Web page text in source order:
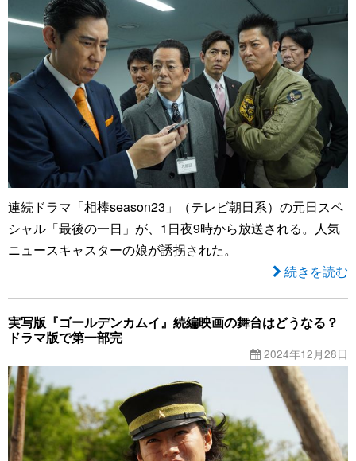
連続ドラマ「相棒season23」（テレビ朝日系）の元日スペ
シャル「最後の一日」が、1日夜9時から放送される。人気
ニュースキャスターの娘が誘拐された。
続きを読む
実写版『ゴールデンカムイ』続編映画の舞台はどうなる？
ドラマ版で第一部完
2024年12月28日